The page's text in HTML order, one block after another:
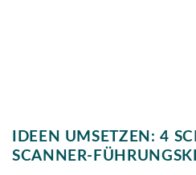
IDEEN UMSETZEN: 4
SCANNER-